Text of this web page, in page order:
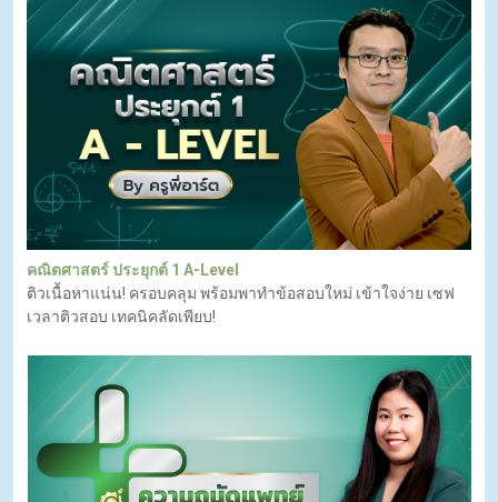
คณิตศาสตร์ ประยุกต์ 1 A-Level
ติวเนื้อหาแน่น! ครอบคลุม พร้อมพาทำข้อสอบใหม่ เข้าใจง่าย เซฟ
เวลาติวสอบ เทคนิคลัดเพียบ!